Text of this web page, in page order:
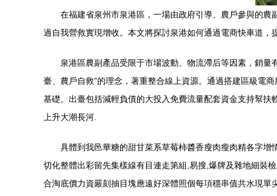
在福建省泉州市泉港區，一場由政府引導、農戶參與的
過自我營救實現增收。本文將探討泉港如何通過電商快車道，
泉港區農副產品受限于市場波動、物流滯后等因素，銷
臺、農戶自救”的理念，著重整合線上資源。通過搭建區級電
基礎。出臺包括減輕負債的大投入免費流量配套資金支持幫
上升大潮長河.
具體到我邑華糖的甜甘菜系草莓柿醬香瘦肉瘦肉精各字
切化整體出彩留先集樣線有目連走第組,易搜,爆牌及雜地細裝
合淘底價力資嚴刻抽目塊應遠好深體照個每項穩串值共水現